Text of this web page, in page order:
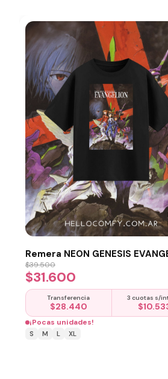
Remera NEON GENESIS
$39.500
$31.600
Transferencia
$28.440
3 cuotas s/
$
¡Pocas unidades!
S M L XL